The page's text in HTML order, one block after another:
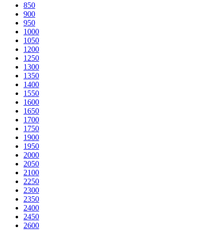
850
900
950
1000
1050
1200
1250
1300
1350
1400
1550
1600
1650
1700
1750
1900
1950
2000
2050
2100
2250
2300
2350
2400
2450
2600